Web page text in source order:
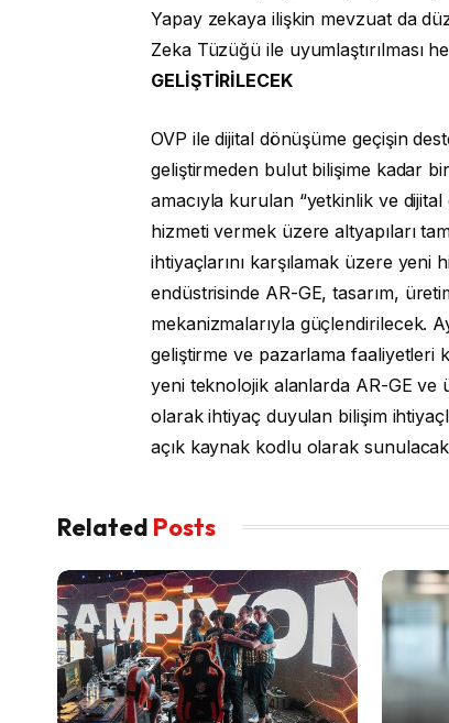
Yapay zekaya ilişkin mevzuat da
Zeka Tüzüğü ile uyumlaştırılması
GELİŞTİRİLECEK
OVP ile dijital dönüşüme geçişin
geliştirmeden bulut bilişime kadar
amacıyla kurulan “yetkinlik ve
hizmeti vermek üzere altyapıları
ihtiyaçlarını karşılamak üzere yeni
endüstrisinde AR-GE, tasarım,
mekanizmalarıyla güçlendirilecek.
geliştirme ve pazarlama faaliyetleri
yeni teknolojik alanlarda AR-GE ve
olarak ihtiyaç duyulan bilişim
açık kaynak kodlu olarak
Related Posts